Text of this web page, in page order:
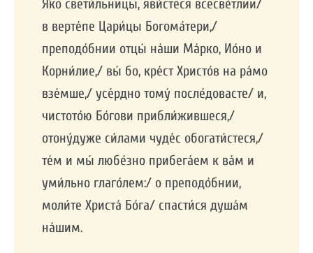
Я́ко свети́льницы, яви́стеся всесве́тлии/
в верте́пе Цари́цы Богома́тери,/
преподо́бнии отцы́ на́ши Ма́рко, Ио́но и
Корни́лие,/ вы́ бо, кре́ст Христо́в на ра́мо
взе́мше,/ усе́рдно тому́ после́довасте/ и,
чистото́ю Бо́гови прибли́жившеся,/
отону́дуже си́лами чуде́с обогати́стеся,/
те́м и мы́ любе́зно прибега́ем к ва́м и
уми́льно глаго́лем:/ о преподо́бнии,
моли́те Христа́ Бо́га/ спасти́ся душа́м
на́шим.